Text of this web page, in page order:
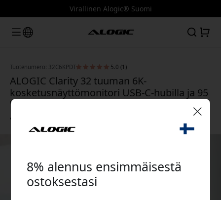
Virallinen Alogic® Suomi
Tuotenumero: 32C6KPDT 5.0 (1)
ALOGIC Clarity 32 tuuman 6K-
kosketusnäyttömonitori USB-C-hubilla ja 95
W:n Power Deliveryllä luoville
ammattilaisille
8% alennus ensimmäisestä
ostoksestasi
🎉 Alennuskoodisi: